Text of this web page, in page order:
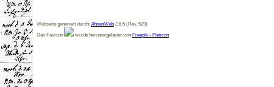
Webseite generiert durch: AhnenWeb 2.6.5 (Rev. 529)
Das Favicon
wurde heruntergeladen von Freepik - Flaticon